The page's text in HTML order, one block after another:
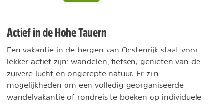
Actief in de Hohe Tauern
Een vakantie in de bergen van Oostenrijk staat voor
lekker actief zijn: wandelen, fietsen, genieten van de
zuivere lucht en ongerepte natuur. Er zijn
mogelijkheden om een volledig georganiseerde
wandelvakantie of rondreis te boeken op individuele